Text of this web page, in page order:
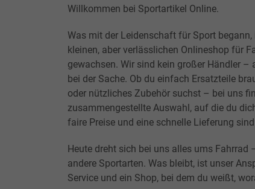
Willkommen bei Sportartikel Online.
Was mit der Leidenschaft für Sport
kleinen, aber verlässlichen Onlineshop für
gewachsen. Wir sind kein großer Händler
bei der Sache. Ob du einfach Ersatzteile
oder nützliches Zubehör suchst – bei uns
zusammengestellte Auswahl, auf die du
faire Preise und eine schnelle Lieferung
Heute dreht sich bei uns alles ums
andere Sportarten. Was bleibt, ist unser
Service und ein Shop, bei dem du weißt,